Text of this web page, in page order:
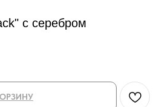
с серебром